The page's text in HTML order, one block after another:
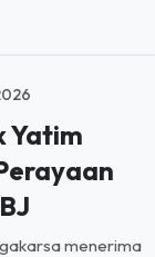
Yatim
menerima